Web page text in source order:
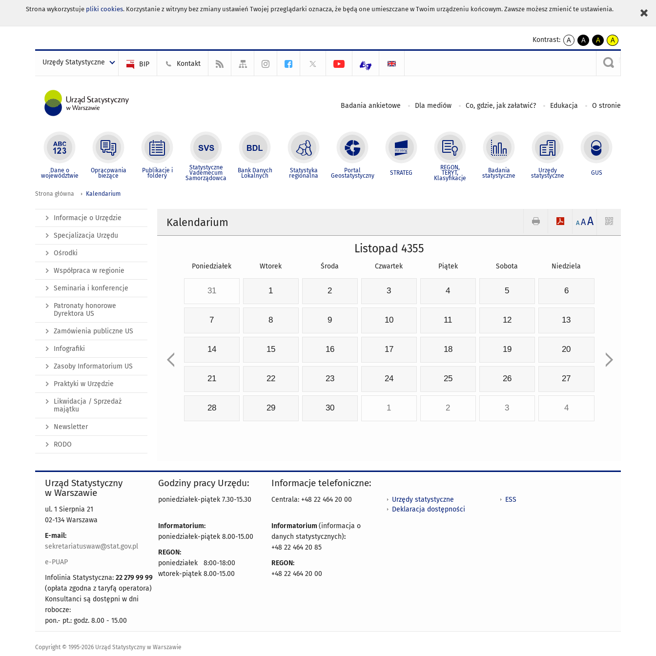
Strona wykorzystuje pliki cookies. Korzystanie z witryny bez zmiany ustawień Twojej przeglądarki oznacza, że będą one umieszczane w Twoim urządzeniu końcowym. Zawsze możesz zmienić te ustawienia.
Kontrast:
A
kontrast
A
kontrast
czarnym
A
kontrast
żółty
tekst
czarnym
A
kontrast
czarny
tekst
żółtym
Urzędy Statystyczne BIP Kontakt
Badania ankietowe Dla mediów Co, gdzie, jak załatwić? Edukacja O stronie
Dane o
województwie
Opracowania
bieżące
Publikacje i
foldery
Statystyczne
Vademecum
Samorządowca
Bank Danych
Lokalnych
Statystyka
regionalna
Portal
Geostatystyczny STRATEG
REGON,
TERYT,
Klasyfikacje
Badania
statystyczne
Urzędy
statystyczne GUS
Strona główna Kalendarium
Kalendarium A AA
Listopad 4355
Poniedziałek Wtorek Środa Czwartek Piątek Sobota Niedziela
31 1 2 3 4 5 6
7 8 9 10 11 12 13
14 15 16 17 18 19 20
21 22 23 24 25 26 27
28 29 30 1 2 3 4
Informacje o Urzędzie
Specjalizacja Urzędu
Ośrodki
Współpraca w regionie
Seminaria i konferencje
Patronaty honorowe
Dyrektora US
Zamówienia publiczne US
Infografiki
Zasoby Informatorium US
Praktyki w Urzędzie
Likwidacja / Sprzedaż
majątku
Newsletter
RODO
Urząd Statystyczny
w Warszawie
ul. 1 Sierpnia 21
02-134 Warszawa
E-mail:
sekretariatuswaw@stat.gov.pl
e-PUAP
Infolinia Statystyczna: 22 279 99 99
(opłata zgodna z taryfą operatora)
Konsultanci są dostępni w dni
robocze:
pon.- pt.: godz. 8.00 - 15.00
Godziny pracy Urzędu:
poniedziałek-piątek 7.30-15.30
Informatorium:
poniedziałek-piątek 8.00-15.00
REGON:
poniedziałek 8:00-18:00
wtorek-piątek 8.00-15.00
Informacje telefoniczne:
Centrala: +48 22 464 20 00
Informatorium (informacja o
danych statystycznych):
+48 22 464 20 85
REGON:
+48 22 464 20 00
Urzędy statystyczne
Deklaracja dostępności
ESS
Copyright © 1995-2026 Urząd Statystyczny w Warszawie